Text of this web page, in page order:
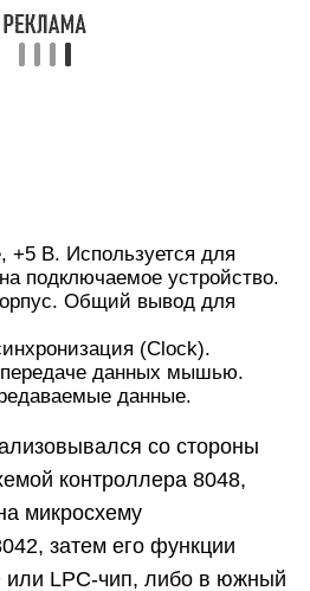
+5 В. Используется для
подключаемое устройство.
Общий вывод для
(Clock).
передаче данных мышью.
данные.
со стороны
контроллера 8048,
микросхему
затем его функции
или LPC-чип, либо в южный